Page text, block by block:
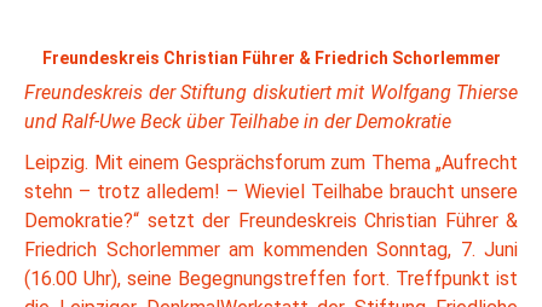
Freundeskreis Christian Führer & Friedrich Schorlemmer
Freundeskreis der Stiftung diskutiert mit Wolfgang Thierse
und Ralf-Uwe Beck über Teilhabe in der Demokratie
Leipzig. Mit einem Gesprächsforum zum Thema „Aufrecht
stehn – trotz alledem! – Wieviel Teilhabe braucht unsere
Demokratie?“ setzt der Freundeskreis Christian Führer &
Friedrich Schorlemmer am kommenden Sonntag, 7. Juni
(16.00 Uhr), seine Begegnungstreffen fort. Treffpunkt ist